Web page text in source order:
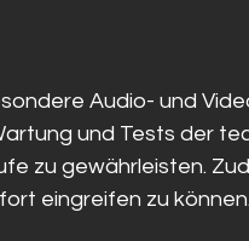
Audio- und
und Tests der
zu gewährleisten.
eingreifen zu können.